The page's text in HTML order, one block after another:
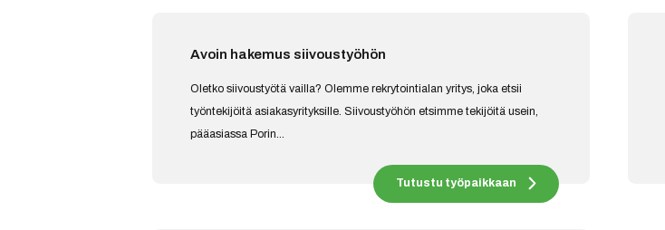
Avoin hakemus siivoustyöhön
Oletko siivoustyötä vailla? Olemme rekrytointialan yritys, joka etsii
työntekijöitä asiakasyrityksille. Siivoustyöhön etsimme tekijöitä usein,
pääasiassa Porin...
Tutustu työpaikkaan